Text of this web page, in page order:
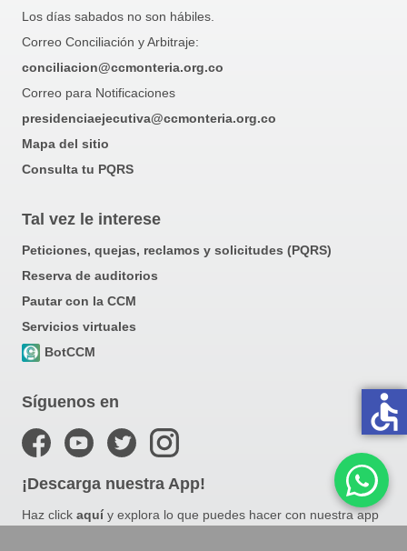
Los días sabados no son hábiles.
Correo Conciliación y Arbitraje:
conciliacion@ccmonteria.org.co
Correo para Notificaciones
presidenciaejecutiva@ccmonteria.org.co
Mapa del sitio
Consulta tu PQRS
Tal vez le interese
Peticiones, quejas, reclamos y solicitudes (PQRS)
Reserva de auditorios
Pautar con la CCM
Servicios virtuales
BotCCM
Síguenos en
¡Descarga nuestra App!
Haz click aquí y explora lo que puedes hacer con nuestra app
accessible